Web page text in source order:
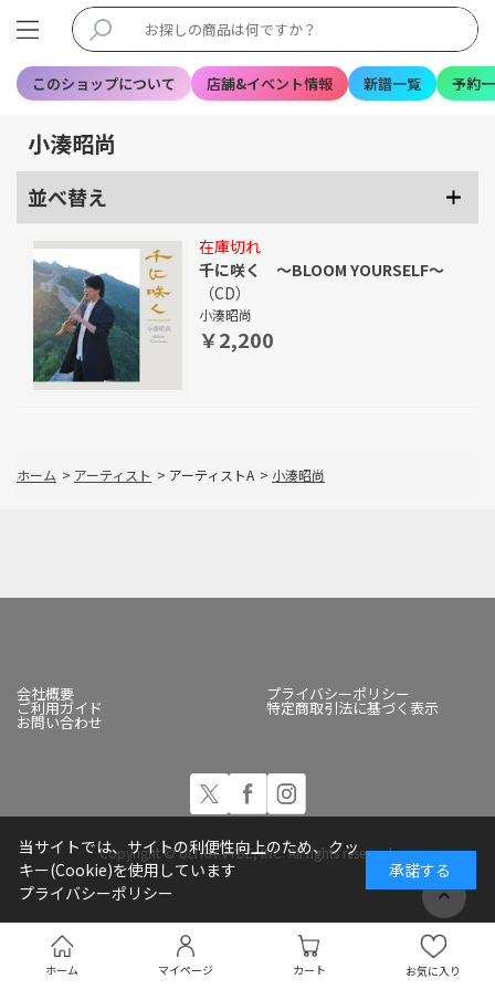
このショップについて 店舗&イベント情報 新譜一覧 予約
ホーム マイページ カート お気に入り
小湊昭尚
並べ替え
在庫切れ
千に咲く ～BLOOM YOURSELF～
（CD）
小湊昭尚
￥2,200
ホーム > アーティスト > アーティストA > 小湊昭尚
会社概要 プライバシーポリシー
ご利用ガイド 特定商取引法に基づく表示
お問い合わせ
Copyright © ULTRA-VYBE, INC. All rights reserved.
当サイトでは、サイトの利便性向上のため、クッ
キー(Cookie)を使用しています
プライバシーポリシー
承諾する